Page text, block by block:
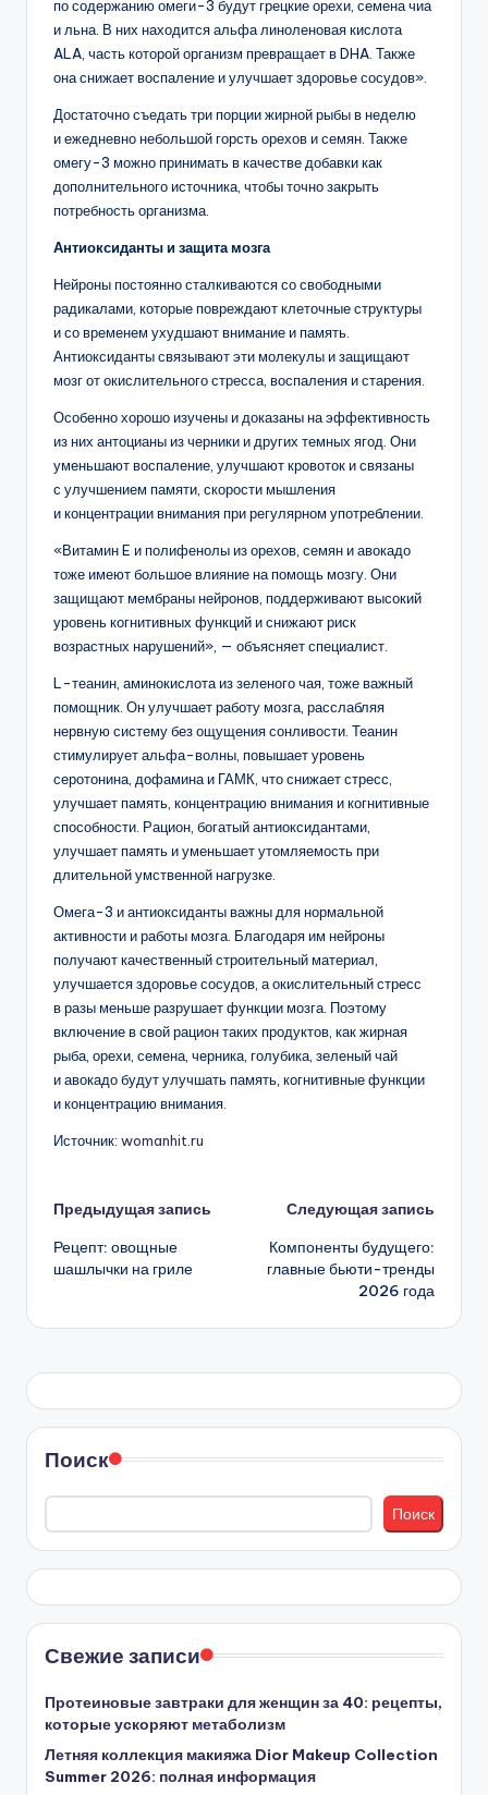
по содержанию омеги-3 будут грецкие орехи, семена чиа
и льна. В них находится альфа линоленовая кислота
ALA, часть которой организм превращает в DHA. Также
она снижает воспаление и улучшает здоровье сосудов».
Достаточно съедать три порции жирной рыбы в неделю
и ежедневно небольшой горсть орехов и семян. Также
омегу-3 можно принимать в качестве добавки как
дополнительного источника, чтобы точно закрыть
потребность организма.
Антиоксиданты и защита мозга
Нейроны постоянно сталкиваются со свободными
радикалами, которые повреждают клеточные структуры
и со временем ухудшают внимание и память.
Антиоксиданты связывают эти молекулы и защищают
мозг от окислительного стресса, воспаления и старения.
Особенно хорошо изучены и доказаны на эффективность
из них антоцианы из черники и других темных ягод. Они
уменьшают воспаление, улучшают кровоток и связаны
с улучшением памяти, скорости мышления
и концентрации внимания при регулярном употреблении.
«Витамин E и полифенолы из орехов, семян и авокадо
тоже имеют большое влияние на помощь мозгу. Они
защищают мембраны нейронов, поддерживают высокий
уровень когнитивных функций и снижают риск
возрастных нарушений», — объясняет специалист.
L-теанин, аминокислота из зеленого чая, тоже важный
помощник. Он улучшает работу мозга, расслабляя
нервную систему без ощущения сонливости. Теанин
стимулирует альфа-волны, повышает уровень
серотонина, дофамина и ГАМК, что снижает стресс,
улучшает память, концентрацию внимания и когнитивные
способности. Рацион, богатый антиоксидантами,
улучшает память и уменьшает утомляемость при
длительной умственной нагрузке.
Омега-3 и антиоксиданты важны для нормальной
активности и работы мозга. Благодаря им нейроны
получают качественный строительный материал,
улучшается здоровье сосудов, а окислительный стресс
в разы меньше разрушает функции мозга. Поэтому
включение в свой рацион таких продуктов, как жирная
рыба, орехи, семена, черника, голубика, зеленый чай
и авокадо будут улучшать память, когнитивные функции
и концентрацию внимания.
Источник: womanhit.ru
Навигация
записи
Предыдущая запись
Рецепт: овощные
шашлычки на гриле
Следующая запись
Компоненты будущего:
главные бьюти-тренды
2026 года
Поиск
Поиск
Свежие записи
Протеиновые завтраки для женщин за 40: рецепты,
которые ускоряют метаболизм
Летняя коллекция макияжа Dior Makeup Collection
Summer 2026: полная информация